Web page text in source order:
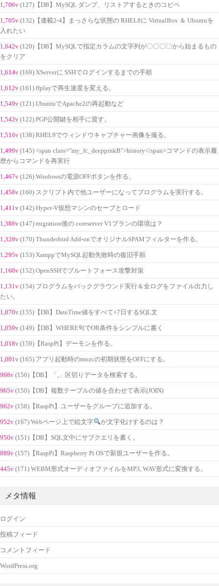
1,706v (127)【DB】MySQL ダンプ、リストアするときのコピペ
1,705v (132)【連載2-4】まっさらな状態の RHEL8に VirtualBox ＆ Ubuntuを
入れたい
1,642v (120)【DB】MySQLで指定カラムの文字列が〇〇〇〇から始まるもの
をクリア
1,614v (169) XServerに SSHでログインするまでの手順
1,612v (161) ffplayで再生速度を変える。
1,549v (121) UbuntuでApache2の再起動など
1,542v (122) PGP公開鍵を相手に渡す。
1,516v (138) RHEL9でウィンドウキャプチャー画像を撮る。
1,499v (145) <span class="my_fc_deeppinkB">history</span>コマンドの表示履
歴からコマンドを再実行
1,467v (126) Windowsの電源OFFボタンを作る。
1,458v (160) スクリプト内で他ユーザーになってプログラムを実行する。
1,411v (142) Hyper-V仮想マシンのセーブとロード
1,388v (147) migration後の coreserver V1プランの環境は？
1,328v (170) Thunderbird Add-onでオリジナルSPAMフィルターを作る。
1,295v (153) XamppでMySQL起動失敗時の復旧手順
1,168v (152) OpenSSHでブルートフォース攻撃対策
1,131v (154) プログラムをバックグラウンド実行＆全ログをファイル出力し
たい。
1,070v (155)【DB】DateTime値をすべて+7日するSQL文
1,059v (149)【DB】WHERE句でOR条件をシンプルに書く
1,018v (159)【RaspPi】デーモンを作る。
1,001v (165) アプリ起動時のmozcの初期状態をOFFにする。
968v (156)【DB】「,」区切りデータを検索する。
965v (150)【DB】複数テーブルの値を合わせて表示(JOIN)
962v (158)【RaspPi】ユーザーをグループに追加する。
952v (167) Webページ上で絵文字 が文字化けするのは？
950v (151)【DB】SQL文中にサブクエリを書く。
889v (157)【RaspPi】Raspberry Pi OSで新規ユーザーを作る。
445v (171) WEBM形式オーディオファイルをMP3, WAV形式に変換する。
メタ情報
ログイン
投稿フィード
コメントフィード
WordPress.org